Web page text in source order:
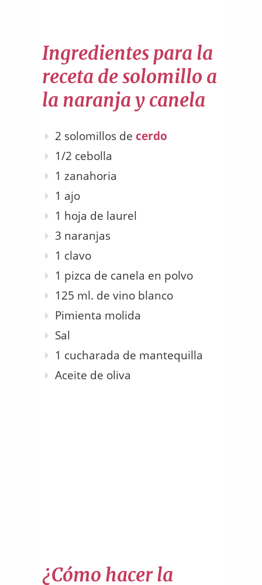
Ingredientes para la
receta de solomillo a
la naranja y canela
2 solomillos de cerdo
1/2 cebolla
1 zanahoria
1 ajo
1 hoja de laurel
3 naranjas
1 clavo
1 pizca de canela en polvo
125 ml. de vino blanco
Pimienta molida
Sal
1 cucharada de mantequilla
Aceite de oliva
¿Cómo hacer la